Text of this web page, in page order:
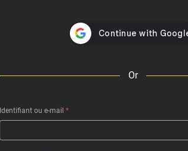
Or
Identifiant ou e-mail *